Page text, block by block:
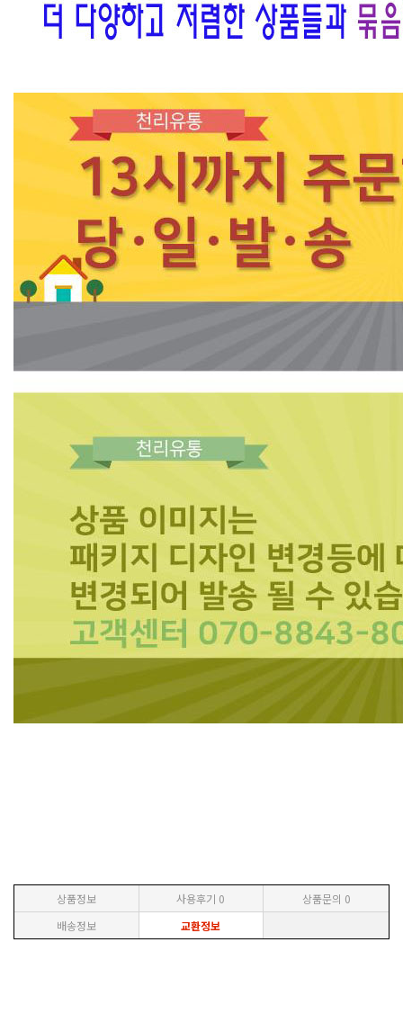
상품정보 사용후기 0 상품문의 0
배송정보
교환정보